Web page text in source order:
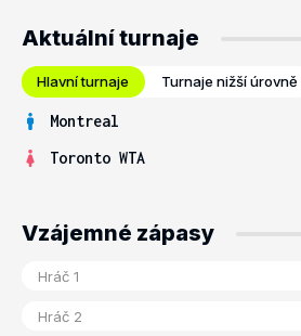
Aktuální turnaje
Hlavní turnaje Turnaje nižší úrovně
Montreal
Toronto WTA
Vzájemné zápasy